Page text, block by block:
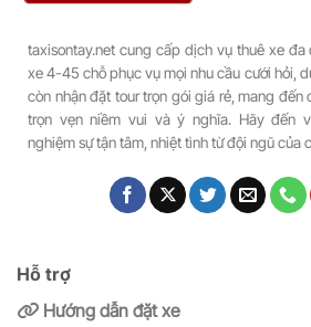
taxisontay.net cung cấp dịch vụ thuê xe
xe 4-45 chỗ phục vụ mọi nhu cầu cưới hỏi,
còn nhận đặt tour trọn gói giá rẻ, mang đến
trọn vẹn niềm vui và ý nghĩa. Hãy đến
nghiệm sự tận tâm, nhiệt tình từ đội ngũ của
Hỗ trợ
Hướng dẫn đặt xe